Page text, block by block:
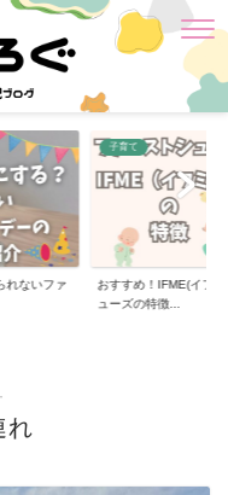
れないファ
子育て
おすすめ！IFME(イフ
ューズの特徴...
れ